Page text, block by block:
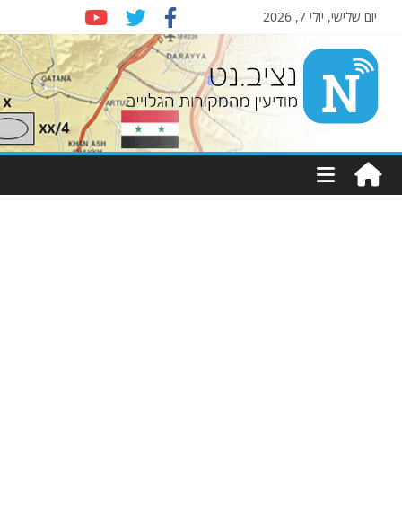
יום שלישי, יולי 7, 2026
Nziv.net
מודיעין
מהמקורות